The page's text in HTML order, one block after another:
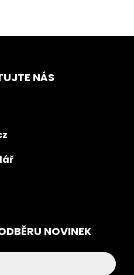
NÁS
NOVINEK